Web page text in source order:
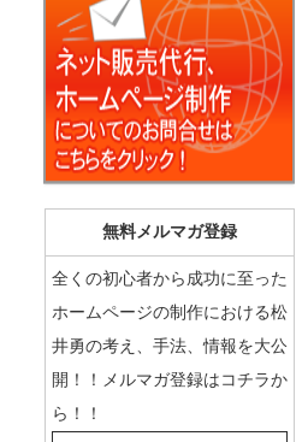
無料メルマガ登録
全くの初心者から成功に至った
ホームページの制作における松
井勇の考え、手法、情報を大公
開！！メルマガ登録はコチラか
ら！！